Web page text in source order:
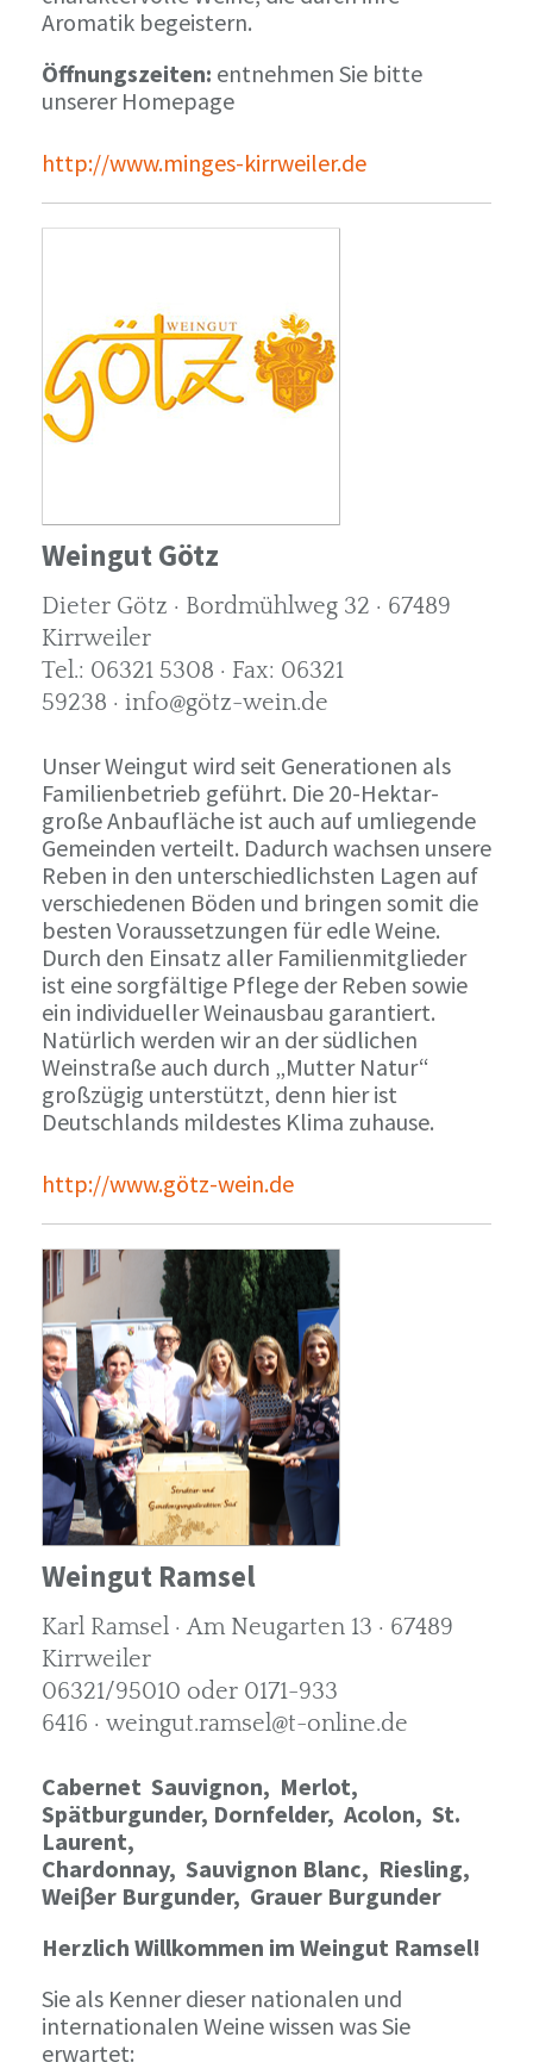
Aromatik begeistern.
Öffnungszeiten: entnehmen Sie bitte
unserer Homepage
http://www.minges-kirrweiler.de
Weingut Götz
Dieter Götz · Bordmühlweg 32 · 67489
Kirrweiler
Tel.: 06321 5308 · Fax: 06321
59238 · info@götz-wein.de
Unser Weingut wird seit Generationen als
Familienbetrieb geführt. Die 20-Hektar-
große Anbaufläche ist auch auf umliegende
Gemeinden verteilt. Dadurch wachsen unsere
Reben in den unterschiedlichsten Lagen auf
verschiedenen Böden und bringen somit die
besten Voraussetzungen für edle Weine.
Durch den Einsatz aller Familienmitglieder
ist eine sorgfältige Pflege der Reben sowie
ein individueller Weinausbau garantiert.
Natürlich werden wir an der südlichen
Weinstraße auch durch „Mutter Natur“
großzügig unterstützt, denn hier ist
Deutschlands mildestes Klima zuhause.
http://www.götz-wein.de
Weingut Ramsel
Karl Ramsel · Am Neugarten 13 · 67489
Kirrweiler
06321/95010 oder 0171-933
6416 · weingut.ramsel@t-online.de
Cabernet Sauvignon, Merlot,
Spätburgunder, Dornfelder, Acolon, St.
Laurent,
Chardonnay, Sauvignon Blanc, Riesling,
Weiβer Burgunder, Grauer Burgunder
Herzlich Willkommen im Weingut Ramsel!
Sie als Kenner dieser nationalen und
internationalen Weine wissen was Sie
erwartet: